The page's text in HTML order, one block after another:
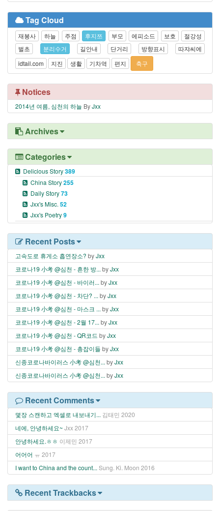
Tag Cloud
재봉사 하늘 주점 후지쯔 부모 에피소드 보호
절강성
벌초
분리수거 길안내 단거리 방향표시
따쟈씨에
idtail.com
지진 생활 기차역 편지 축구
Notices
2014년 여름, 심천의 하늘 ByJxx
Archives
Categories
Delicious Story389
China Story255
Daily Story73
Jxx's Misc.52
Jxx's Poetry9
Recent Posts
고속도로 휴게소 흡연장소? byJxx
코로나19 小考 @심천 - 흔한 방...byJxx
코로나19 小考 @심천 - 바이러...byJxx
코로나19 小考 @심천 - 차단? ...byJxx
코로나19 小考 @심천 - 마스크 ...byJxx
코로나19 小考 @심천 - 2월 17...byJxx
코로나19 小考 @심천 - QR코드 byJxx
코로나19 小考 @심천 - 총잡이들 byJxx
신종코로나바이러스 小考 @심천...byJxx
신종코로나바이러스 小考 @심천...byJxx
Recent Comments
몇장 스캔하고 엑셀로 내보내기... 김태민 2020
네에, 안녕하세요~ Jxx2017
안녕하세요.ㅎㅎ 이제민 2017
어어어 ㅠ 2017
I want to China and the count...Sung. Ki. Moon 2016
Recent Trackbacks